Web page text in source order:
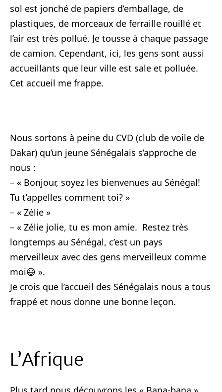
sol est jonché de papiers d’emballage, de
plastiques, de morceaux de ferraille rouillé et
l’air est très pollué. Je tousse à chaque passage
de camion. Cependant, ici, les gens sont aussi
accueillants que leur ville est sale et polluée.
Cet accueil me frappe.
Nous sortons à peine du CVD (club de voile de
Dakar) qu’un jeune Sénégalais s’approche de
nous :
– « Bonjour, soyez les bienvenues au Sénégal!
Tu t’appelles comment toi? »
– « Zélie »
– « Zélie jolie, tu es mon amie. Restez très
longtemps au Sénégal, c’est un pays
merveilleux avec des gens merveilleux comme
moi😃 ».
Je crois que l’accueil des Sénégalais nous a tous
frappé et nous donne une bonne leçon.
L’Afrique